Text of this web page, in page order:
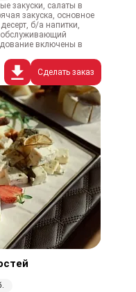
закуски, салаты в
закуска, основное
б/а напитки,
обслуживающий
включены в
Сделать заказ